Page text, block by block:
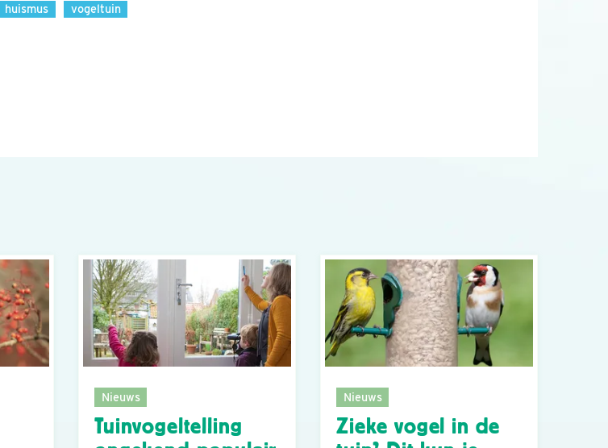
huismus vogeltuin
Nieuws
Tuinvogeltelling
Nieuws
Zieke vogel in de